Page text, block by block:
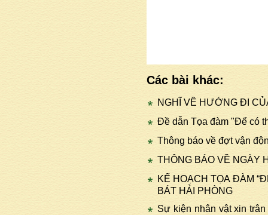
Các bài khác:
NGHĨ VỀ HƯỚNG ĐI
Đề dẫn Tọa đàm "Để có
Thông báo về đợt vận
THÔNG BÁO VỀ NGÀY
KẾ HOẠCH TỌA ĐÀM
BÁT HẢI PHÒNG
Sự kiện nhân vật xin